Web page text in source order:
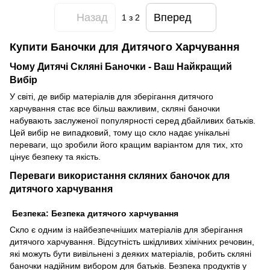
Назад 1з 2 Вперед
Купити Баночки для Дитячого Харчування
Чому Дитячі Скляні Баночки - Ваш Найкращий
Вибір
У світі, де вибір матеріалів для зберігання дитячого
харчування стає все більш важливим, скляні баночки
набувають заслуженої популярності серед дбайливих батьків.
Цей вибір не випадковий, тому що скло надає унікальні
переваги, що зробили його кращим варіантом для тих, хто
цінує безпеку та якість.
Переваги використання скляних баночок для
дитячого харчування
Безпека: Безпека дитячого харчування
Скло є одним із найбезпечніших матеріалів для зберігання
дитячого харчування. Відсутність шкідливих хімічних речовин,
які можуть бути вивільнені з деяких матеріалів, робить скляні
баночки надійним вибором для батьків. Безпека продуктів у